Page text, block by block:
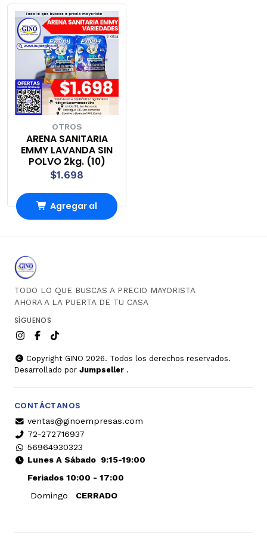
OTROS
ARENA SANITARIA
EMMY LAVANDA SIN
POLVO 2kg. (10)
$1.698
Agregar al
TODO LO QUE BUSCAS A PRECIO MAYORISTA
AHORA A LA PUERTA DE TU CASA
SÍGUENOS
Copyright GINO 2026. Todos los derechos reservados.
Desarrollado por Jumpseller .
CONTÁCTANOS
ventas@ginoempresas.com
72-272716937
56964930323
Lunes A Sábado9:15-19:00
Feriados 10:00 - 17:00
Domingo
CERRADO